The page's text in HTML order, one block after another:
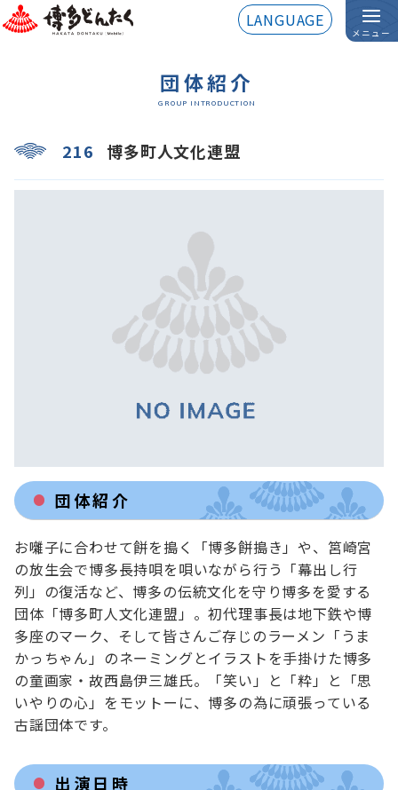
LANGUAGE
メニュー
団体紹介
GROUP INTRODUCTION
216 博多町人文化連盟
団体紹介
お囃子に合わせて餅を搗く「博多餅搗き」や、筥崎宮
の放生会で博多長持唄を唄いながら行う「幕出し行
列」の復活など、博多の伝統文化を守り博多を愛する
団体「博多町人文化連盟」。初代理事長は地下鉄や博
多座のマーク、そして皆さんご存じのラーメン「うま
かっちゃん」のネーミングとイラストを手掛けた博多
の童画家・故西島伊三雄氏。「笑い」と「粋」と「思
いやりの心」をモットーに、博多の為に頑張っている
古謡団体です。
出演日時